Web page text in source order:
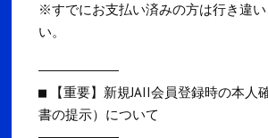
※すでにお支払い済みの方は行き違い
い。
――――――――――
■ 【重要】新規JAII会員登録時の本人
書の提示）について